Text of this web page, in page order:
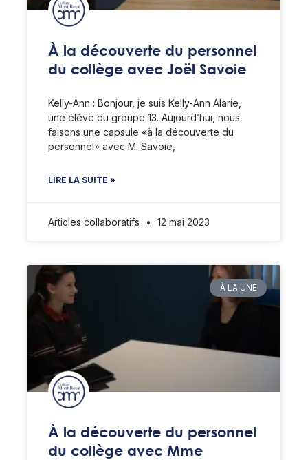
À la découverte du personnel
du collège avec Joël Savoie
Kelly-Ann : Bonjour, je suis Kelly-Ann Alarie,
une élève du groupe 13. Aujourd’hui, nous
faisons une capsule «à la découverte du
personnel» avec M. Savoie,
LIRE LA SUITE »
Articles collaboratifs 12 mai 2023
À LA UNE
À la découverte du personnel
du collège avec Mme